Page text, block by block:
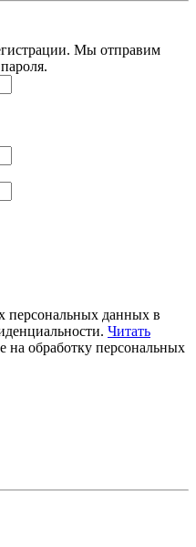
Мы отправим
персональных данных в
Читать
на обработку персональных